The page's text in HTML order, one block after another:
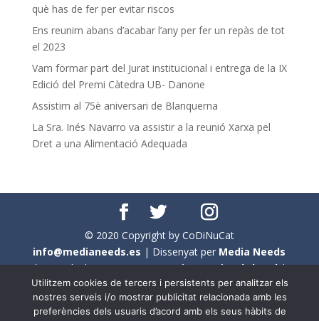
què has de fer per evitar riscos
Ens reunim abans d’acabar l’any per fer un repàs de tot
el 2023
Vam formar part del Jurat institucional i entrega de la IX
Edició del Premi Càtedra UB- Danone
Assistim al 75è aniversari de Blanquerna
La Sra. Inés Navarro va assistir a la reunió Xarxa pel
Dret a una Alimentació Adequada
© 2020 Copyright by CoDiNuCat
info@medianeeds.es | Dissenyat per Media Needs
| Tots els drets reservats aCoDiNuCat |Avís legal|
Avís per cookies
En aquest web s'ha tingut en compte l'ús no sexista del
Utilitzem cookies de tercers i persistents per analitzar els
nostres serveis i/o mostrar publicitat relacionada amb les
preferències dels usuaris d’acord amb els seus hàbits de